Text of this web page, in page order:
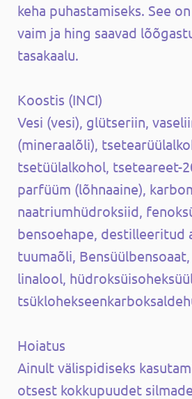
keha puhastamiseks. See
vaim ja hing saavad
tasakaalu.
Koostis (INCI)
Vesi (vesi), glütseriin,
(mineraalõli),
tsetüülalkohol, tseteareet-
parfüüm (lõhnaaine),
naatriumhüdroksiid,
bensoehape, destilleeritud
tuumaõli, Bensüülbensoaat,
linalool,
Hoiatus
Ainult välispidiseks
otsest kokkupuudet